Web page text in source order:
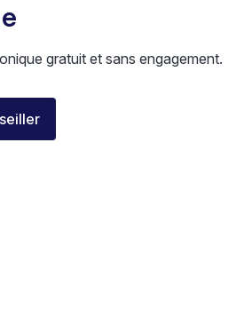
gratuit et sans engagement.